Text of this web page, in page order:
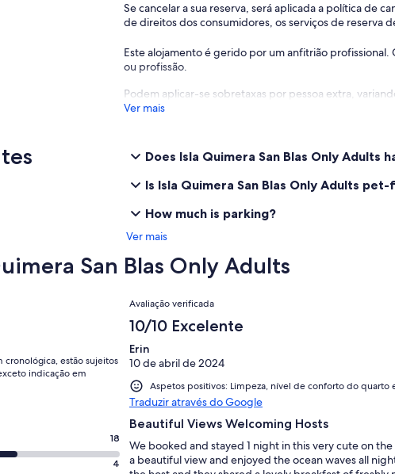
Se cancelar a sua reserva, será aplicada a política de
de direitos dos consumidores, os serviços de reserva
Este alojamento é gerido por um anfitrião
ou profissão.
Podem aplicar-se sobretaxas por pessoa extra,
Ver mais
Does Isla Quimera San Blas Only Adults
Is Isla Quimera San Blas Only Adults
How much is parking?
Ver mais
San Blas Only Adults
cronológica, estão sujeitos
indicação em
18
4
Avaliações
Avaliação verificada
10/10 Excelente
Erin
10 de abril de 2024
Aspetos positivos: Limpeza, nível de conforto do quarto
Traduzir através do Google
Beautiful Views Welcoming Hosts
We booked and stayed 1 night in this very cute on
a beautiful view and enjoyed the ocean waves all